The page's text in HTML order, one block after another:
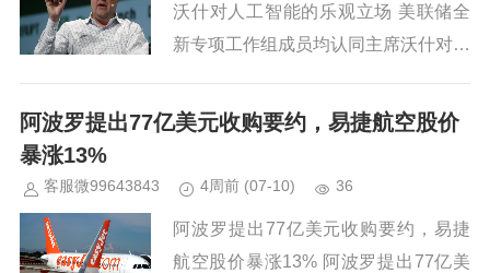
沃什对人工智能的乐观立场 美联储全
新专项工作组成员均认同主席沃什对人
美联储主席凯文・沃什于周四表示，一
阿波罗提出77亿美元收购要约，易捷航空股价
暴涨13%
客服微99643843 4周前 (07-10) 36
阿波罗提出77亿美元收购要约，易捷
航空股价暴涨13% 阿波罗提出77亿美